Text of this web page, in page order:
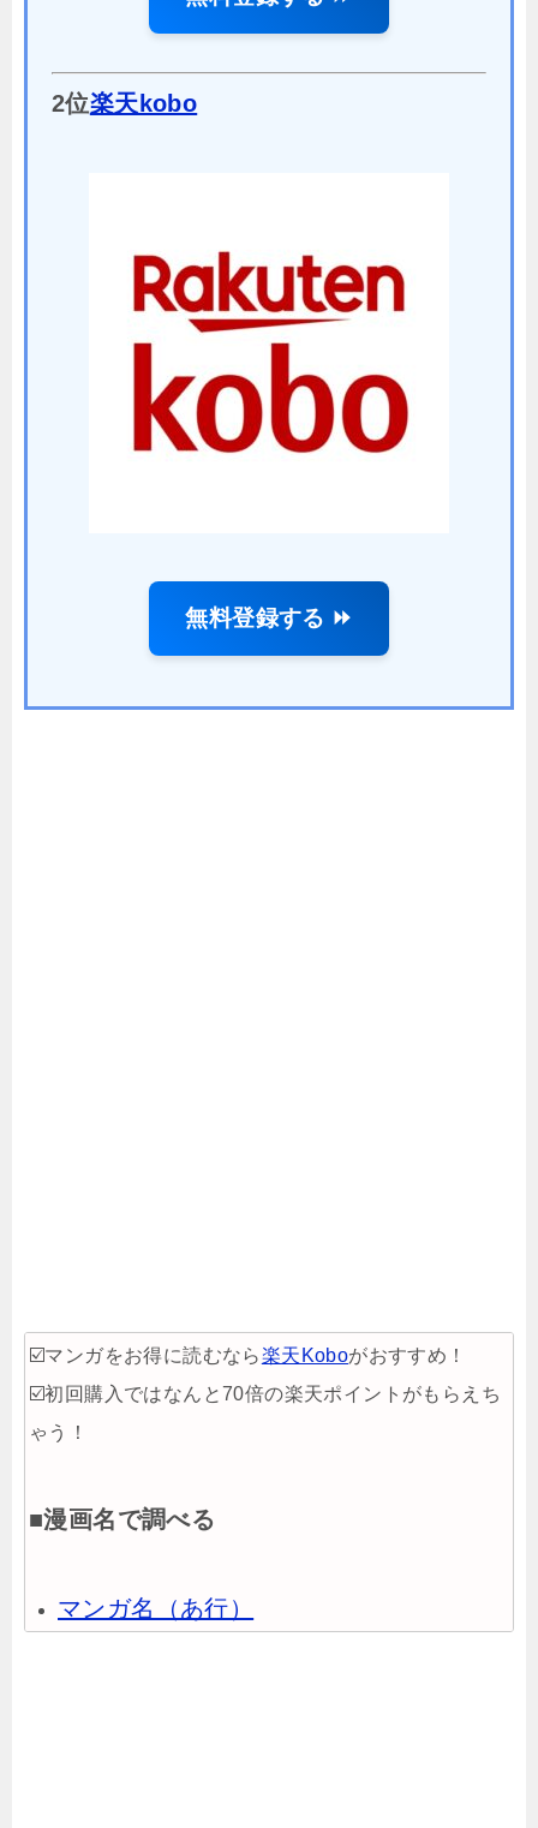
2位楽天kobo
無料登録する ⏩
☑️マンガをお得に読むなら楽天Koboがおすすめ！
☑️初回購入ではなんと70倍の楽天ポイントがもらえち
ゃう！
■漫画名で調べる
マンガ名（あ行）